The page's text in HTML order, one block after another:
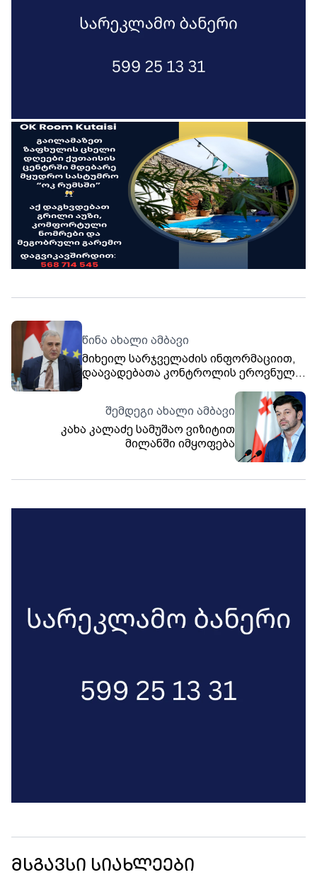
წინა ახალი ამბავი
მიხეილ სარჯველაძის ინფორმაციით,
დაავადებათა კონტროლის ეროვნულ
შეუწყდება
შემდეგი ახალი ამბავი
კახა კალაძე სამუშაო ვიზიტით
მილანში იმყოფება
მსგავსი სიახლეები